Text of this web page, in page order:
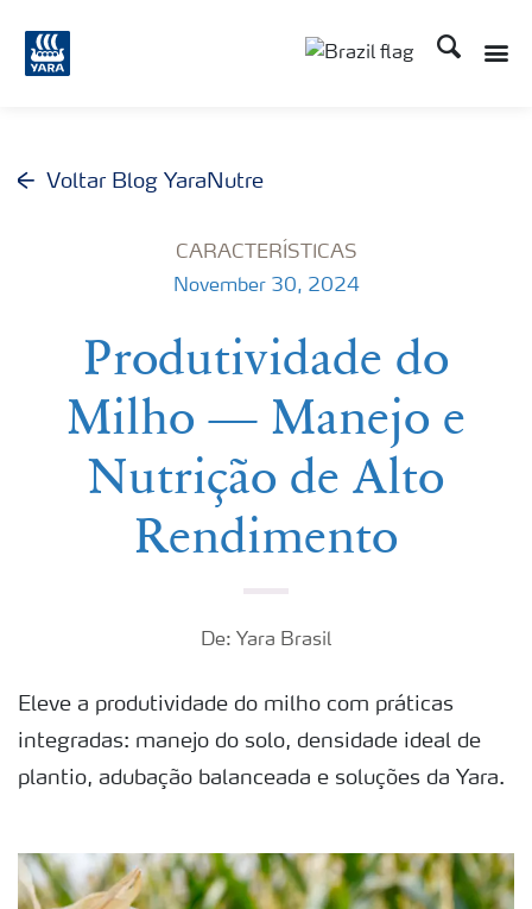
Busca
Voltar Blog YaraNutre
CARACTERÍSTICAS
November 30, 2024
Produtividade do
Milho — Manejo e
Nutrição de Alto
Rendimento
De: Yara Brasil
Eleve a produtividade do milho com práticas
integradas: manejo do solo, densidade ideal de
plantio, adubação balanceada e soluções da Yara.